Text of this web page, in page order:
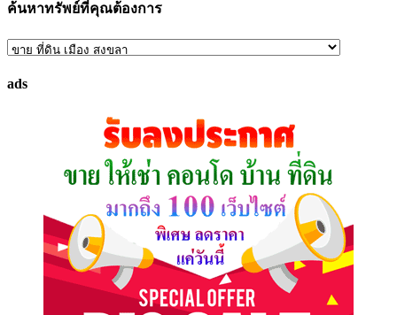
ค้นหาทรัพย์ที่คุณต้องการ
ค้นหา
ที่
ads